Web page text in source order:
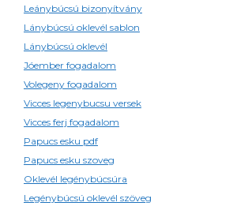
Leánybúcsú bizonyítvány
Lánybúcsú oklevél sablon
Lánybúcsú oklevél
Jóember fogadalom
Volegeny fogadalom
Vicces legenybucsu versek
Vicces ferj fogadalom
Papucs esku pdf
Papucs esku szoveg
Oklevél legénybúcsúra
Legénybúcsú oklevél szöveg